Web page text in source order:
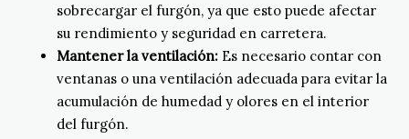
sobrecargar el furgón, ya que esto puede afectar
su rendimiento y seguridad en carretera.
Mantener la ventilación: Es necesario contar con
ventanas o una ventilación adecuada para evitar la
acumulación de humedad y olores en el interior
del furgón.